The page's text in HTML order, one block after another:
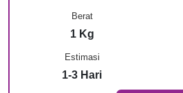
Berat
1 Kg
Estimasi
1-3 Hari